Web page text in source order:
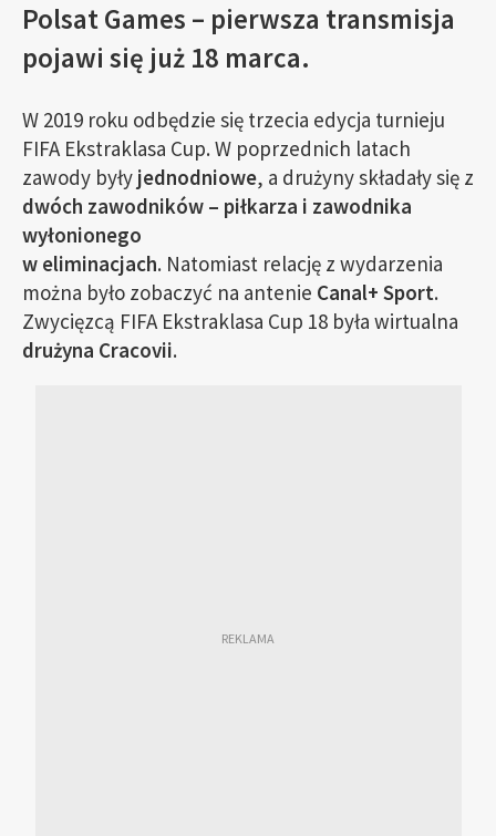
Polsat Games – pierwsza transmisja
pojawi się już 18 marca.
W 2019 roku odbędzie się trzecia edycja turnieju
FIFA Ekstraklasa Cup. W poprzednich latach
zawody były jednodniowe, a drużyny składały się z
dwóch zawodników – piłkarza i zawodnika
wyłonionego
w eliminacjach. Natomiast relację z wydarzenia
można było zobaczyć na antenie Canal+ Sport.
Zwycięzcą FIFA Ekstraklasa Cup 18 była wirtualna
drużyna Cracovii.